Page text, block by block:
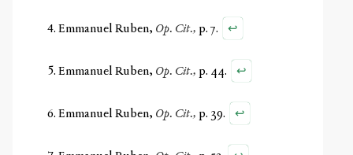
Emmanuel Ruben, Op. Cit., p. 7. ↩
Emmanuel Ruben, Op. Cit., p. 44. ↩
Emmanuel Ruben, Op. Cit., p. 39. ↩